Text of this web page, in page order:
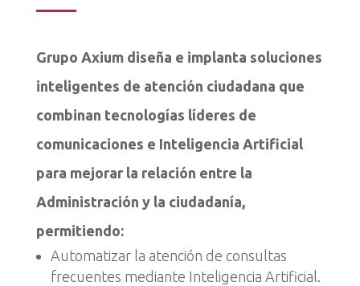
Grupo Axium diseña e implanta soluciones
inteligentes de atención ciudadana que
combinan tecnologías líderes de
comunicaciones e Inteligencia Artificial
para mejorar la relación entre la
Administración y la ciudadanía,
permitiendo:
Automatizar la atención de consultas
frecuentes mediante Inteligencia Artificial.